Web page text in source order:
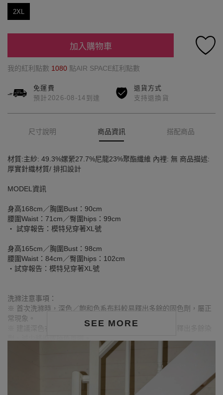
2XL
加入購物車
我的紅利點數 1080 點AIR SPACE紅利點數
免運費
預計2026-08-14到達
退貨方式
支持退換貨
尺寸說明 商品資訊 搭配商品
SEE MORE
材質:主紗: 49.3%嫘縈27.7%尼龍23%聚酯纖維 內裡: 無 商品描述:
厚實針織材質/ 排扣設計
MODEL資訊
身高168cm／胸圍Bust：90cm
腰圍Waist：71cm／臀圍hips：99cm
‧ 試穿報告：模特兒穿著XL號
身高165cm／胸圍Bust：98cm
腰圍Waist：84cm／臀圍hips：102cm
‧試穿報告：模特兒穿著XL號
洗滌注意事項：
※ 首次洗滌時，深色／飽和色系布料較易釋出多餘的固色劑，屬正
常現象。
※ 建議深色衣物於首次穿著前先行單獨下水清洗，有助釋出多餘染
※ 請與淺色衣物分開洗滌，避免互相染色或產生移染情形。
※ 穿搭時亦建議避免與淺色配件、包款、飾品一同使用，以降低因
※ 顏色請參考單品圖片較為接近，但因圖檔顏色會因個人電腦螢幕
設定差異略有不同，請以實際商品顏色為準。